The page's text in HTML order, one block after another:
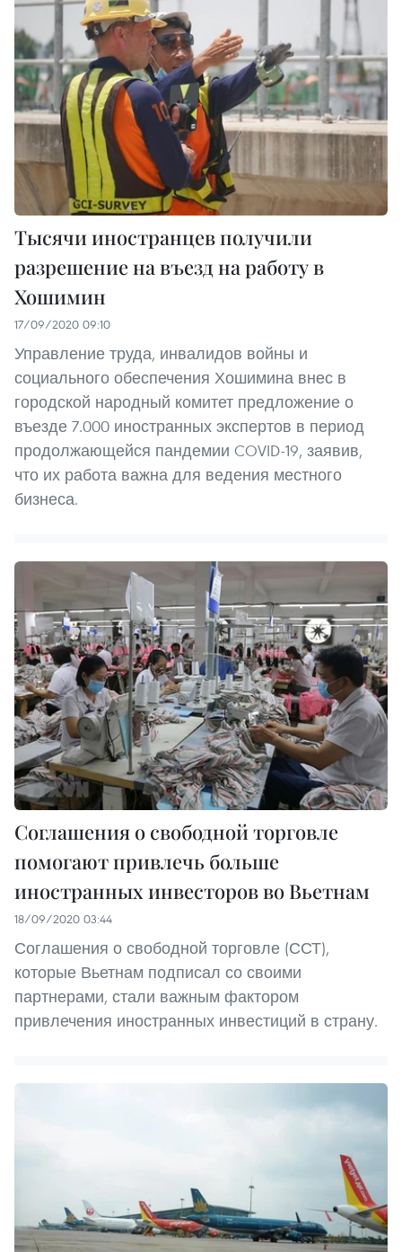
Тысячи иностранцев получили
разрешение на въезд на работу в
Хошимин
17/09/2020 09:10
Управление труда, инвалидов войны и
социального обеспечения Хошимина внес в
городской народный комитет предложение о
въезде 7.000 иностранных экспертов в период
продолжающейся пандемии COVID-19, заявив,
что их работа важна для ведения местного
бизнеса.
Соглашения о свободной торговле
помогают привлечь больше
иностранных инвесторов во Вьетнам
18/09/2020 03:44
Соглашения о свободной торговле (ССТ),
которые Вьетнам подписал со своими
партнерами, стали важным фактором
привлечения иностранных инвестиций в страну.